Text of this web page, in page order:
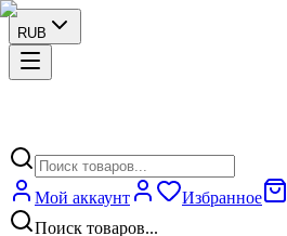
RUB
Мой аккаунт Избранное
Поиск товаров...